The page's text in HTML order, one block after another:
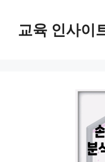
교육 인사이